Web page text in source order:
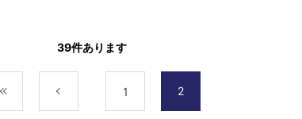
39件あります
1 2